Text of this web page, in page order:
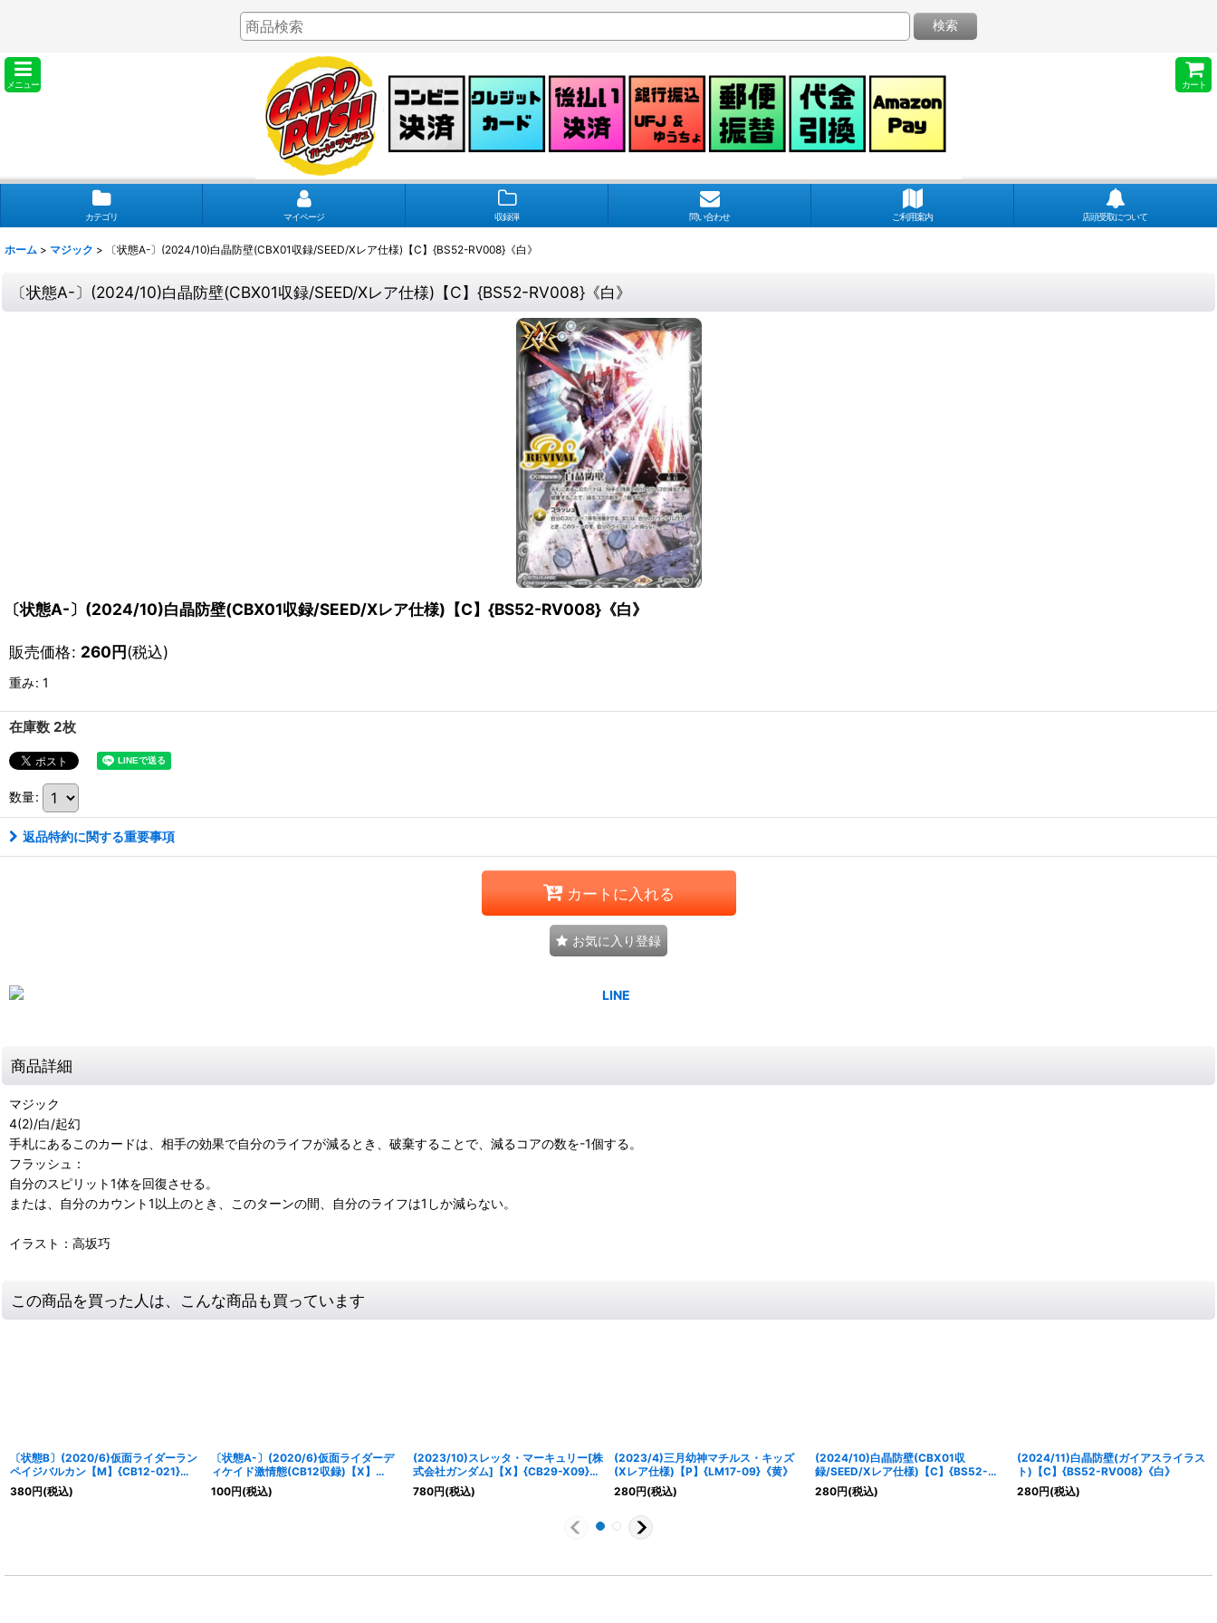
メニュー カート
検索
カテゴリ マイページ 収録弾 問い合わせ ご利用案内 店頭受取について
ホーム > マジック > 〔状態A-〕(2024/10)白晶防壁(CBX01収録/SEED/Xレア仕様)【C】{BS52-RV008}《白》
〔状態A-〕(2024/10)白晶防壁(CBX01収録/SEED/Xレア仕様)【C】{BS52-RV008}《白》
〔状態A-〕(2024/10)白晶防壁(CBX01収録/SEED/Xレア仕様)【C】{BS52-RV008}《白》
販売価格: 260円(税込)
重み: 1
在庫数 2枚
数量:
返品特約に関する重要事項
カートに入れる
お気に入り登録
商品詳細
マジック
4(2)/白/起幻
手札にあるこのカードは、相手の効果で自分のライフが減るとき、破棄することで、減るコアの数を-1個する。
フラッシュ：
自分のスピリット1体を回復させる。
または、自分のカウント1以上のとき、このターンの間、自分のライフは1しか減らない。
イラスト：高坂巧
この商品を買った人は、こんな商品も買っています
〔状態B〕(2020/6)仮面ライダーラン
ペイジバルカン【M】{CB12-021}
《緑》
380円(税込)
〔状態A-〕(2020/6)仮面ライダーデ
ィケイド激情態(CB12収録)【X】
{CB04-X03}《多》
100円(税込)
(2023/10)スレッタ・マーキュリー[株
式会社ガンダム]【X】{CB29-X09}
《黄》
780円(税込)
(2023/4)三月幼神マチルス・キッズ
(Xレア仕様)【P】{LM17-09}《黄》
280円(税込)
(2024/10)白晶防壁(CBX01収
録/SEED/Xレア仕様)【C】{BS52-
RV008}《白》
280円(税込)
(2024/11)白晶防壁(ガイアスライラス
ト)【C】{BS52-RV008}《白》
280円(税込)